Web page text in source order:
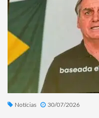
Notícias 30/07/2026